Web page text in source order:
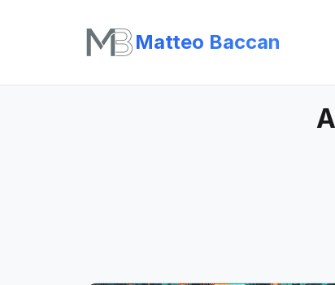
Matteo Baccan